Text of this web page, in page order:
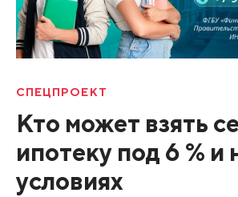
СПЕЦПРОЕКТ
Кто может взять
ипотеку под 6 % и
условиях